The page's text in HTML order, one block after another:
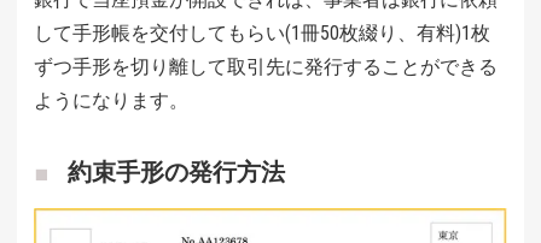
して手形帳を交付してもらい(1冊50枚綴り、有料)1枚
ずつ手形を切り離して取引先に発行することができる
ようになります。
約束手形の発行方法